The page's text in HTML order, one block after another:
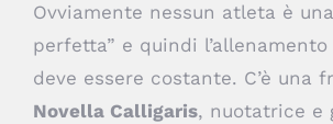
Ovviamente nessun atleta è
perfetta” e quindi
deve essere costante. C’è una
Novella Calligaris, nuotatrice e